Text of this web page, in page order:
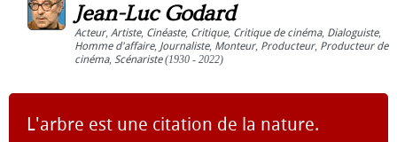
Jean-Luc Godard
Acteur, Artiste, Cinéaste, Critique, Critique de cinéma, Dialoguiste,
Homme d'affaire, Journaliste, Monteur, Producteur, Producteur de
cinéma, Scénariste(1930 - 2022)
L'arbre est une citation de la nature.